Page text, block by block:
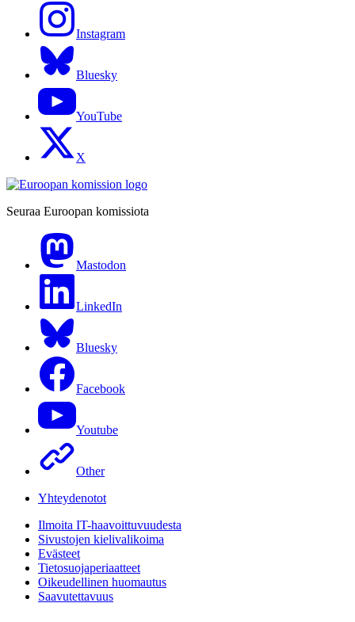
Instagram
Bluesky
YouTube
X
Seuraa Euroopan komissiota
Mastodon
LinkedIn
Bluesky
Facebook
Youtube
Other
Yhteydenotot
Ilmoita IT-haavoittuvuudesta
Sivustojen kielivalikoima
Evästeet
Tietosuojaperiaatteet
Oikeudellinen huomautus
Saavutettavuus